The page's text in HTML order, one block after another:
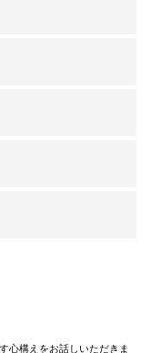
心構えをお話しいただきま